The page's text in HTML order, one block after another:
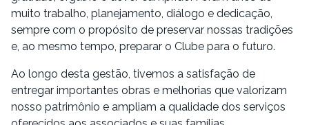
muito trabalho, planejamento, diálogo e dedicação,
sempre com o propósito de preservar nossas tradições
e, ao mesmo tempo, preparar o Clube para o futuro.
Ao longo desta gestão, tivemos a satisfação de
entregar importantes obras e melhorias que valorizam
nosso patrimônio e ampliam a qualidade dos serviços